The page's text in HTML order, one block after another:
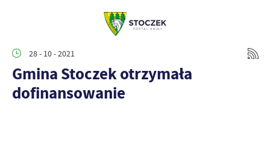
28 - 10 - 2021
Gmina Stoczek otrzymała
dofinansowanie